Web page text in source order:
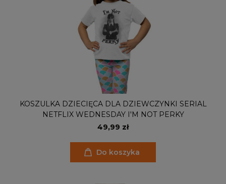
KOSZULKA DZIECIĘCA DLA DZIEWCZYNKI SERIAL
NETFLIX WEDNESDAY I'M NOT PERKY
49,99 zł
Do koszyka